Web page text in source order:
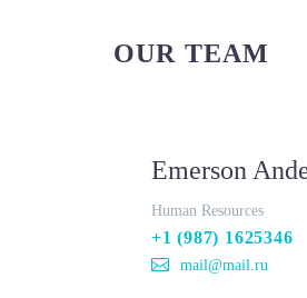
OUR TEAM
Emerson
Human Resources
+1 (987) 1625346
mail@mail.ru